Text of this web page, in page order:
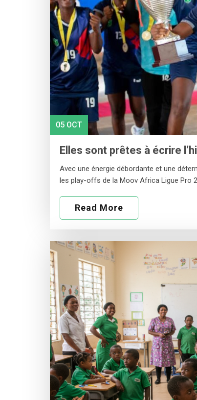
05 OCT
Elles sont prêtes à écrire
Avec une énergie débordante et une
les play-offs de la Moov Africa Ligue Pro
Read More